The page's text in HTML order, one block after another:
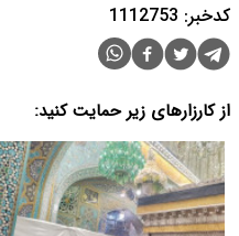
کدخبر: 1112753
از کارزارهای زیر حمایت کنید: